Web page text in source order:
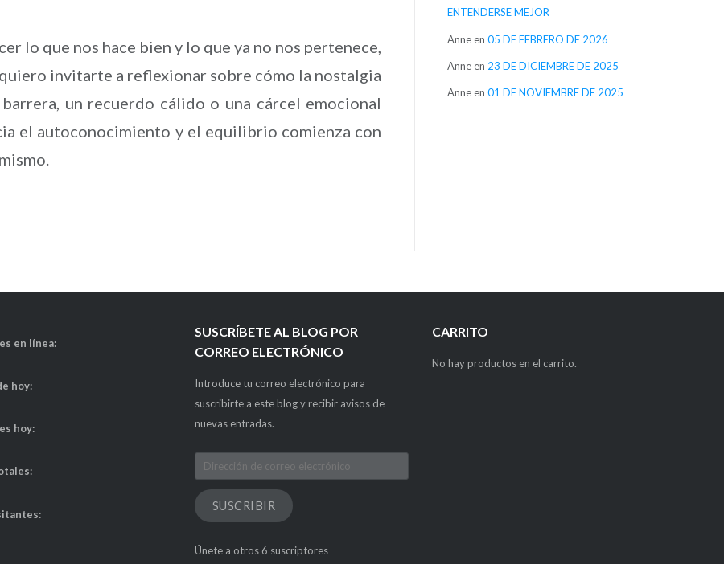
lo que nos hace bien y lo que ya no nos pertenece,
invitarte a reflexionar sobre cómo la nostalgia
un recuerdo cálido o una cárcel emocional
el autoconocimiento y el equilibrio comienza con
ENTENDERSE MEJOR
Anneen 05 DE FEBRERO DE 2026
Anneen 23 DE DICIEMBRE DE 2025
Anneen 01 DE NOVIEMBRE DE 2025
en línea:
hoy:
hoy:
SUSCRÍBETE AL BLOG POR
CORREO ELECTRÓNICO
Introduce tu correo electrónico para
suscribirte a este blog y recibir avisos de
nuevas entradas.
Dirección
de
correo
electrónico
SUSCRIBIR
Únete a otros 6 suscriptores
CARRITO
No hay productos en el carrito.